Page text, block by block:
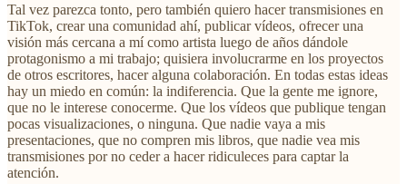
Tal vez parezca tonto, pero también quiero hacer transmisiones en
TikTok, crear una comunidad ahí, publicar vídeos, ofrecer una
visión más cercana a mí como artista luego de años dándole
protagonismo a mi trabajo; quisiera involucrarme en los proyectos
de otros escritores, hacer alguna colaboración. En todas estas ideas
hay un miedo en común: la indiferencia. Que la gente me ignore,
que no le interese conocerme. Que los vídeos que publique tengan
pocas visualizaciones, o ninguna. Que nadie vaya a mis
presentaciones, que no compren mis libros, que nadie vea mis
transmisiones por no ceder a hacer ridiculeces para captar la
atención.